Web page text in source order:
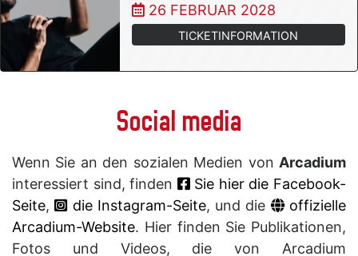
26 FEBRUAR 2028
TICKETINFORMATION
Social media
Wenn Sie an den sozialen Medien von Arcadium
interessiert sind, finden
Sie hier die Facebook-
Seite, die Instagram-Seite, und die
offizielle
Arcadium-Website. Hier finden Sie Publikationen,
Fotos und Videos, die von Arcadium